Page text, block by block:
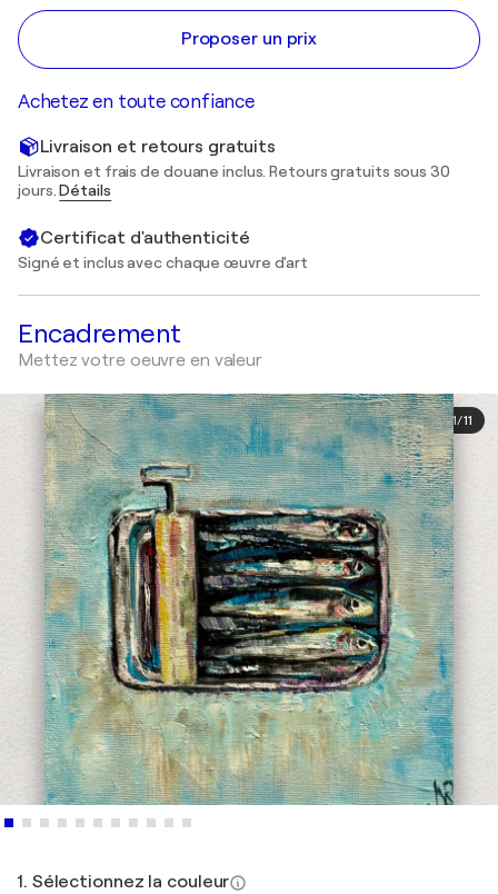
Proposer un prix
Achetez en toute confiance
Livraison et retours gratuits
Livraison et frais de douane inclus. Retours gratuits sous 30
jours.Détails
Certificat d'authenticité
Signé et inclus avec chaque œuvre d'art
Encadrement
Mettez votre oeuvre en valeur
1/11
1. Sélectionnez la couleur